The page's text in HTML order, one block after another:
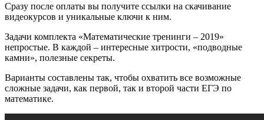
Сразу после оплаты вы получите ссылки на скачивание
видеокурсов и уникальные ключи к ним.
Задачи комплекта «Математические тренинги – 2019»
непростые. В каждой – интересные хитрости, «подводные
камни», полезные секреты.
Варианты составлены так, чтобы охватить все возможные
сложные задачи, как первой, так и второй части ЕГЭ по
математике.